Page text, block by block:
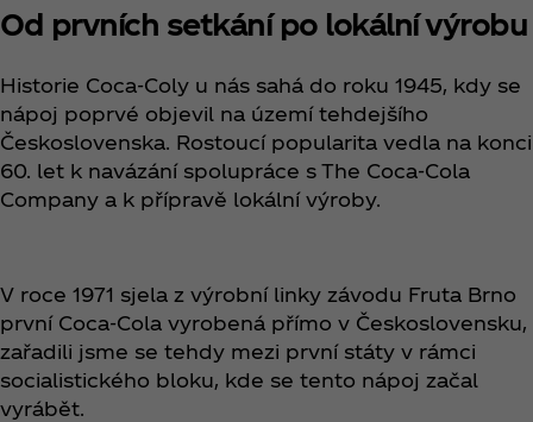
Od prvních setkání po lokální výrobu
Historie Coca‑Coly u nás sahá do roku 1945, kdy se
nápoj poprvé objevil na území tehdejšího
Československa. Rostoucí popularita vedla na konci
60. let k navázání spolupráce s The Coca‑Cola
Company a k přípravě lokální výroby.
V roce 1971 sjela z výrobní linky závodu Fruta Brno
první Coca‑Cola vyrobená přímo v Československu,
zařadili jsme se tehdy mezi první státy v rámci
socialistického bloku, kde se tento nápoj začal
vyrábět.